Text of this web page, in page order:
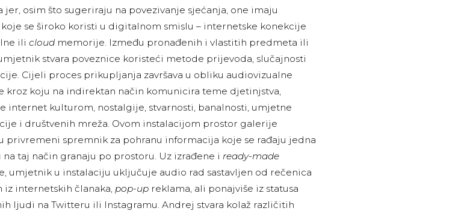
jer, osim što sugeriraju na povezivanje sjećanja, one imaju
se široko koristi u digitalnom smislu – internetske konekcije
ili cloud memorije. Između pronađenih i vlastitih predmeta ili
stvara poveznice koristeći metode prijevoda, slučajnosti
Cijeli proces prikupljanja završava u obliku audiovizualne
kroz koju na indirektan način komunicira teme djetinjstva,
internet kulturom, nostalgije, stvarnosti, banalnosti, umjetne
i društvenih mreža. Ovom instalacijom prostor galerije
privremeni spremnik za pohranu informacija koje se rađaju jedna
taj način granaju po prostoru. Uz izrađene i ready-made
umjetnik u instalaciju uključuje audio rad sastavljen od rečenica
iz internetskih članaka, pop-upreklama, ali ponajviše iz statusa
ljudi na Twitteru ili Instagramu. Andrej stvara kolaž različitih